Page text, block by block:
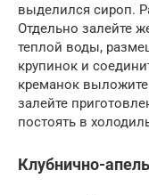
выделился сироп.
Отдельно залейте
теплой воды,
крупинок и
креманок выложите
залейте
постоять в
Клубнично-